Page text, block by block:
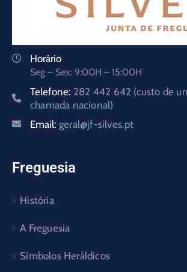
Horário
Seg – Sex: 9:00H – 15:00H
Telefone: 282 442 642 (custo de
chamada nacional)
Email: geral@jf-silves.pt
Freguesia
História
A Freguesia
Símbolos Heráldicos